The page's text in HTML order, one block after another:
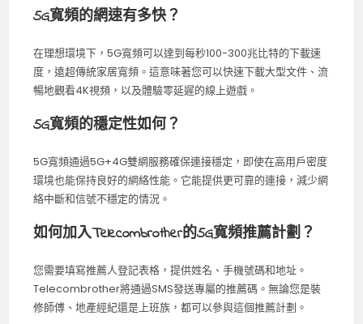
5G寬頻的網速有多快？
在理想環境下，5G寬頻可以達到每秒100-300兆比特的下載速
度，遠超傳統家居寬頻。這意味著您可以快速下載大型文件、流
暢地觀看4K視頻，以及體驗零延遲的線上遊戲。
5G寬頻的穩定性如何？
5G寬頻通過5G+4G雙網服務確保連接穩定，即使在高用戶密度
環境也能保持良好的網絡性能。它能提供更可靠的連接，減少網
絡中斷和信號不穩定的情況。
如何加入Telecombrother的5G寬頻推薦計劃？
您需要填寫推薦人登記表格，提供姓名、手機號碼和地址。
Telecombrother將通過SMS發送專屬的推薦碼。無論您是裝
修師傅、地產經紀還是上班族，都可以參與這個推薦計劃。